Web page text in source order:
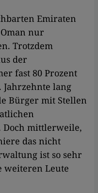
Emiraten
nur
Trotzdem
der
fast 80 Prozent
Jahrzehnte lang
Bürger mit Stellen
Doch mittlerweile,
das nicht
ist so sehr
weiteren Leute